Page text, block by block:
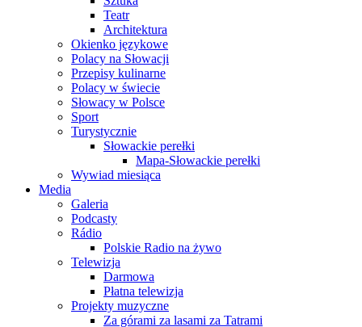
Teatr
Architektura
Okienko językowe
Polacy na Słowacji
Przepisy kulinarne
Polacy w świecie
Słowacy w Polsce
Sport
Turystycznie
Słowackie perełki
Mapa-Słowackie perełki
Wywiad miesiąca
Media
Galeria
Podcasty
Rádio
Polskie Radio na żywo
Telewizja
Darmowa
Płatna telewizja
Projekty muzyczne
Za górami za lasami za Tatrami